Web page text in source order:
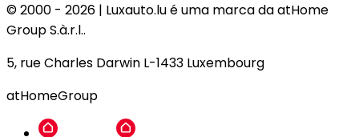
© 2000 - 2026 | Luxauto.lu é uma marca da atHome
Group S.à.r.l..
5, rue Charles Darwin L-1433 Luxembourg
atHomeGroup